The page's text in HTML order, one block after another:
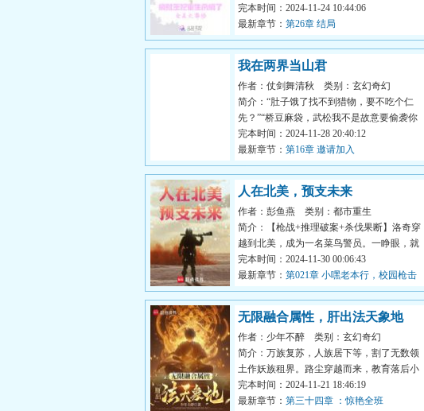
无情抛弃。重活一次，宋...
完本时间：2024-11-24 10:44:06
最新章节： 第26章 结局
我在两界当山君
作者：仗剑舞清秋
类别：玄幻奇幻
简介：“肚子饿了找不到猎物，要不吃个仁
先？”“桥豆麻袋，武松我不是故意要偷袭你
的，雅蠛蝶！”白山穿...
完本时间：2024-11-28 20:40:12
最新章节： 第16章 邀请加入
人在北美，预支未来
作者：彭鱼燕
类别：都市重生
简介：【枪战+推理破案+杀伐果断】洛奇穿
越到北美，成为一名菜鸟警员。一睁眼，就
面对着十六个持枪的黑人...
完本时间：2024-11-30 00:06:43
最新章节： 第021章 小嘿老本行，校园枪击
无限融合属性，肝出法天象地
作者：少年不醉
类别：玄幻奇幻
简介：万族复苏，人族居下等，割了无数领
土作妖族租界。路尘穿越而来，教育落后小
县城里作学生，地位低微...
完本时间：2024-11-21 18:46:19
最新章节： 第三十四章 ：惊艳全班